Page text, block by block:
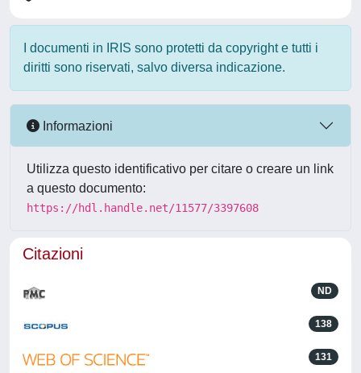
I documenti in IRIS sono protetti da copyright e tutti i
diritti sono riservati, salvo diversa indicazione.
Informazioni
Utilizza questo identificativo per citare o creare un link
a questo documento:
https://hdl.handle.net/11577/3397608
Citazioni
ND
138
131